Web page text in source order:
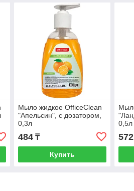
Мыло жидкое OfficeClean
"Апельсин", с дозатором,
0,3л
484₸
Купить
0,5л
572